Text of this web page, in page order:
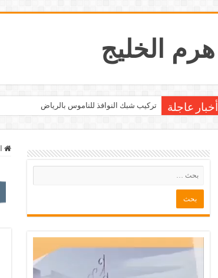
هرم الخليج
أخبار عاجلة محلات بيع و شراء الاثاث بالرياض